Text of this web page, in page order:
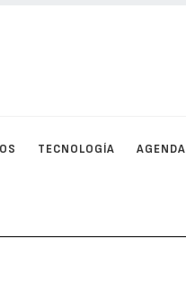
TECNOLOGÍA AGENDA